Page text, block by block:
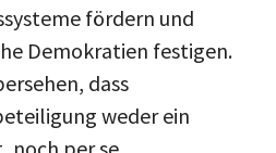
fördern und
Demokratien festigen.
dass
weder ein